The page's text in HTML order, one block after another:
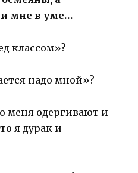
мне в уме…
классом»?
надо мной»?
меня одергивают и
я дурак и